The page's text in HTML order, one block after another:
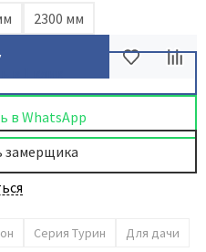
2300 мм
в WhatsApp
замерщика
Серия Турин
Для дачи